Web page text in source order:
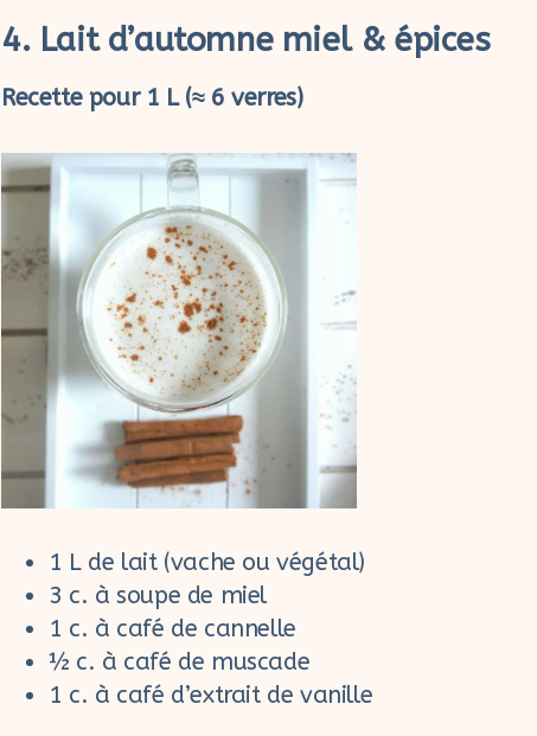
4. Lait d’automne miel & épices
Recette pour 1 L (≈ 6 verres)
1 L de lait (vache ou végétal)
3 c. à soupe de miel
1 c. à café de cannelle
½ c. à café de muscade
1 c. à café d’extrait de vanille